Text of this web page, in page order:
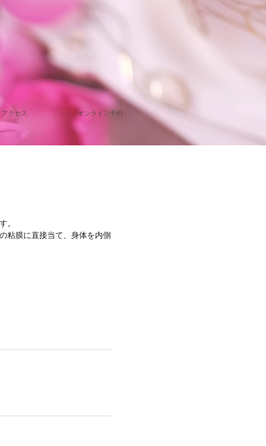
アクセス オンライン予約
。
粘膜に直接当て、身体を内側